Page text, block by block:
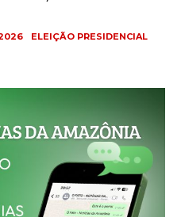
ELEIÇÃO PRESIDENCIAL